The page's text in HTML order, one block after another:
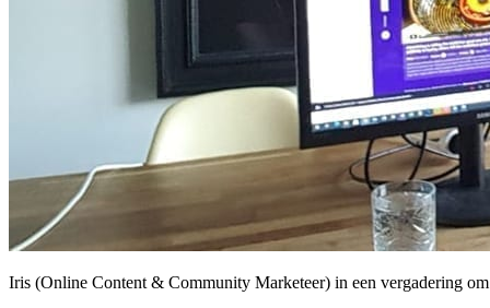
Iris (Online Content & Community Marketeer) in een vergadering